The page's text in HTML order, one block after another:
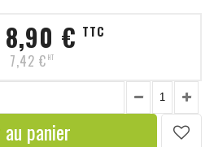
8,90 € TTC
7,42 € HT
panier